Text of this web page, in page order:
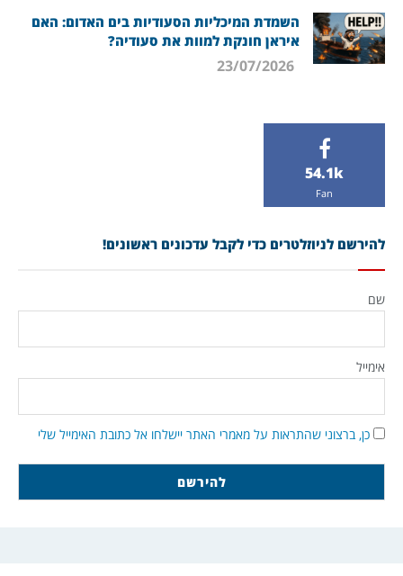
השמדת המיכליות הסעודיות בים האדום: האם
איראן חונקת למוות את סעודיה?
54.1k
Fan
להירשם לניוזלטרים כדי לקבל עדכונים ראשונים!
שם
אימייל
כן, ברצוני שהתראות על מאמרי האתר יישלחו אל כתובת האימייל שלי